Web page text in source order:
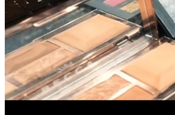
21 Kasım 2018
Kına Gecesi